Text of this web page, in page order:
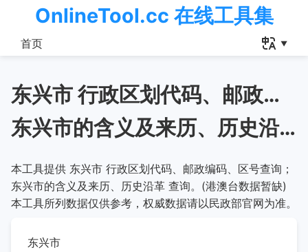
OnlineTool.cc 在线工具集
首页
东兴市 行政区划代码、邮政编码、区号查询
东兴市的含义及来历、历史沿革
本工具提供 东兴市 行政区划代码、邮政编码、区号查询；
东兴市的含义及来历、历史沿革 查询。(港澳台数据暂缺)
本工具所列数据仅供参考，权威数据请以民政部官网为准。
东兴市